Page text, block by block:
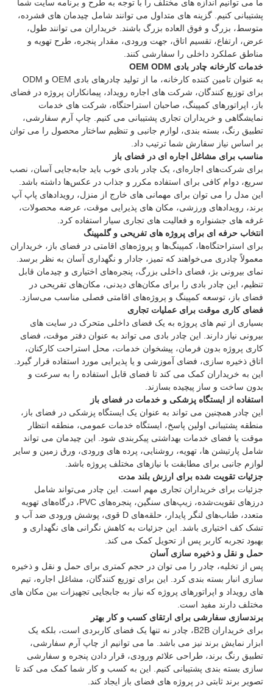
ما می توانیم اندازه های مختلف را با توجه به طرح و برنامه سایت شما
پشتیبانی کنیم. گزینه های متداول می توانند شامل چیدمان های فشرده،
متوسط، بزرگ و فوق العاده بزرگ باشند. خریداران می توانند طول،
عرض، ارتفاع، تقسیم اتاق، جهت ورودی، مقدار پنجره، طرح تهویه و
مناطق عملکرد داخلی را سفارشی کنند.
خدمات کارخانه چادر بادی OEM ODM
به عنوان تامین کننده کارخانه، ما از تولید چادرهای بادی OEM و ODM
برای توزیع کنندگان، شرکت های اجاره رویداد، پیمانکاران پروژه در فضای
باز، اپراتورهای کمپینگ، صاحبان استراحتگاه، شرکت های خدمات
نمایشگاهی و خریداران تجاری پشتیبانی می کنیم. چاپ آرم سفارشی،
تطبیق رنگ، بسته بندی، لوازم جانبی و تنظیم ساختار محصول را می توان
بر اساس نیاز سفارش شما ترتیب داد.
مناسب برای مشاغل اجاره ای در فضای باز
برای شرکت‌های اجاره‌ای، یک چادر بادی خوب باید جابه‌جایی آسان، نصب
سریع، دوام کافی برای استفاده مکرر و جذاب در عکس‌ها داشته باشد.
این مدل را می توان برای مهمانی های خارج از منزل، رویدادهای پاپ آپ
برند، رویدادهای ورزشی، مکان های پذیرایی موقت، عرضه محصولات،
غرفه های جشنواره و فعالیت های تجاری سیار استفاده کرد.
انتخاب حرفه ای برای پروژه های تفریحی و گلمپینگ
برای استراحتگاه‌ها، کمپینگ‌ها و پروژه‌های اقامتی در فضای باز، خریداران
معمولاً چادری می‌خواهند که تمیز، جادار و نگهداری آسان به نظر برسد.
نمای بیرونی بژ، فضای داخلی بزرگ، پنجره‌های اختیاری و چیدمان قابل
تنظیم، این چادر بادی را برای مکان‌های دیدنی، مکان‌های تفریحی در
فضای باز، توسعه کمپینگ و پروژه‌های اقامتی فصلی مناسب می‌سازد.
فضای کاری موقت برای عملیات تجاری
بسیاری از تیم های پروژه به یک فضای داخلی متحرک در سایت های
بیرونی نیاز دارند. این چادر بادی می تواند به عنوان دفتر موقت، فضای
کاری پروژه بدون فرمان، پیشخوان خدمات، محل استراحت کارکنان،
اتاق ذخیره سازی، فضای آموزشی و یا پذیرایی مورد استفاده قرار گیرد.
این به خریداران کمک می کند تا فضای قابل استفاده را به سرعت و
بدون ساخت و ساز پیچیده بسازند.
استفاده از ایستگاه پزشکی و خدمات در فضای باز
این چادر همچنین می تواند به عنوان یک ایستگاه پزشکی در فضای باز،
منطقه پشتیبانی اولین پاسخ، ایستگاه خدمات عمومی، منطقه انتظار
موقت یا فضای خدمات بهداشتی پیکربندی شود. این چیدمان می تواند
شامل پارتیشن ها، تهویه، روشنایی، پرده های ورودی، ورق زمین و سایر
لوازم جانبی برای مطابقت با نیازهای مختلف پروژه باشد.
جزئیات تقویت شده برای ارزش بلند مدت
جزئیات برای خریداران تجاری مهم است. این چادر می‌تواند شامل
درزهای تقویت‌شده، زیپ‌های سنگین، پنجره‌های PVC، درگاه‌های تهویه
متعدد، طناب‌های لنگر پایدار، حلقه‌های D قوی، پوشش ورودی ضد آب و
تشک کف اختیاری باشد. این جزئیات به کاهش نگرانی های نگهداری و
بهبود تجربه کاربر پس از تحویل کمک می کند.
حمل و نقل و ذخیره سازی آسان
پس از تخلیه، چادر را می توان در حجم کمتری برای حمل و نقل و ذخیره
سازی انبار بسته بندی کرد. این برای توزیع کنندگان، مشاغل اجاره، تیم
های رویداد و اپراتورهای پروژه که نیاز به جابجایی تجهیزات بین مکان های
مختلف دارند مفید است.
برندسازی سفارشی برای ارتقای کسب و کار بهتر
برای خریداران B2B، چادر نه تنها یک فضای کاربردی است، بلکه یک
ابزار نمایش برند نیز می باشد. ما می توانیم از چاپ آرم سفارشی،
تطبیق رنگ برند، طراحی علائم ورودی، قرار دادن پنجره و سفارشی
سازی بسته بندی پشتیبانی کنیم. این به کسب و کار شما کمک می کند تا
تصویر برند ثابتی در پروژه های فضای باز ایجاد کند.